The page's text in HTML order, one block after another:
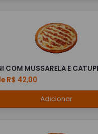
COM MUSSARELA E
R$ 42,00
Adicionar